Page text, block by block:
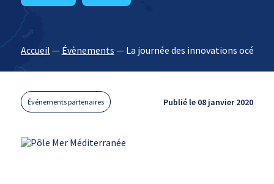
Accueil — Évènements — La journée des innovations océans
Événements partenaires Publié le 08 janvier 2020